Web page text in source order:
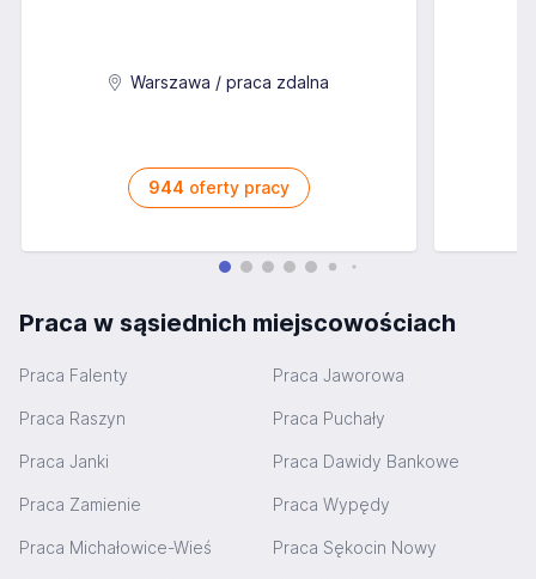
Warszawa / praca zdalna
944 oferty pracy
Praca w sąsiednich miejscowościach
Praca Falenty Praca Jaworowa
Praca Raszyn Praca Puchały
Praca Janki Praca Dawidy Bankowe
Praca Zamienie Praca Wypędy
Praca Michałowice-Wieś Praca Sękocin Nowy